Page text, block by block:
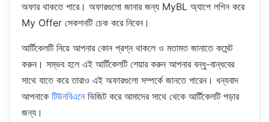
অফার থাকতে পারে। অফারগুলো জানার জন্য MyBL অ্যাপে লগিন করে
My Offer সেকশনটি চেক করে নিবেন।
আর্টিকেলটি নিয়ে আপনার কোন প্রশ্ন থাকলে ও মতামত জানাতে কমেন্ট
করুন। সম্ভব হলে এই আর্টিকেলটি শেয়ার করুন আপনার বন্ধু-বান্ধবের
সাথে যাতে করে তারাও এই অফারগুলো সম্পর্কে জানতে পারেন। ধন্যবাদ
আপনাকে টিউনবিএনে ভিজিট করে আমাদের সাথে থেকে আর্টিকেলটি পড়ার
জন্য।